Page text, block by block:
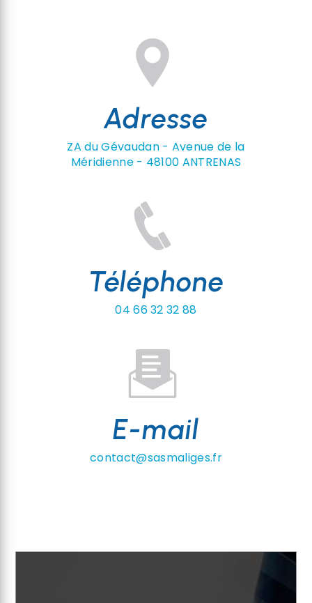
Adresse
ZA du Gévaudan - Avenue de la
Méridienne - 48100 ANTRENAS
Téléphone
04 66 32 32 88
E-mail
contact@sasmaliges.fr